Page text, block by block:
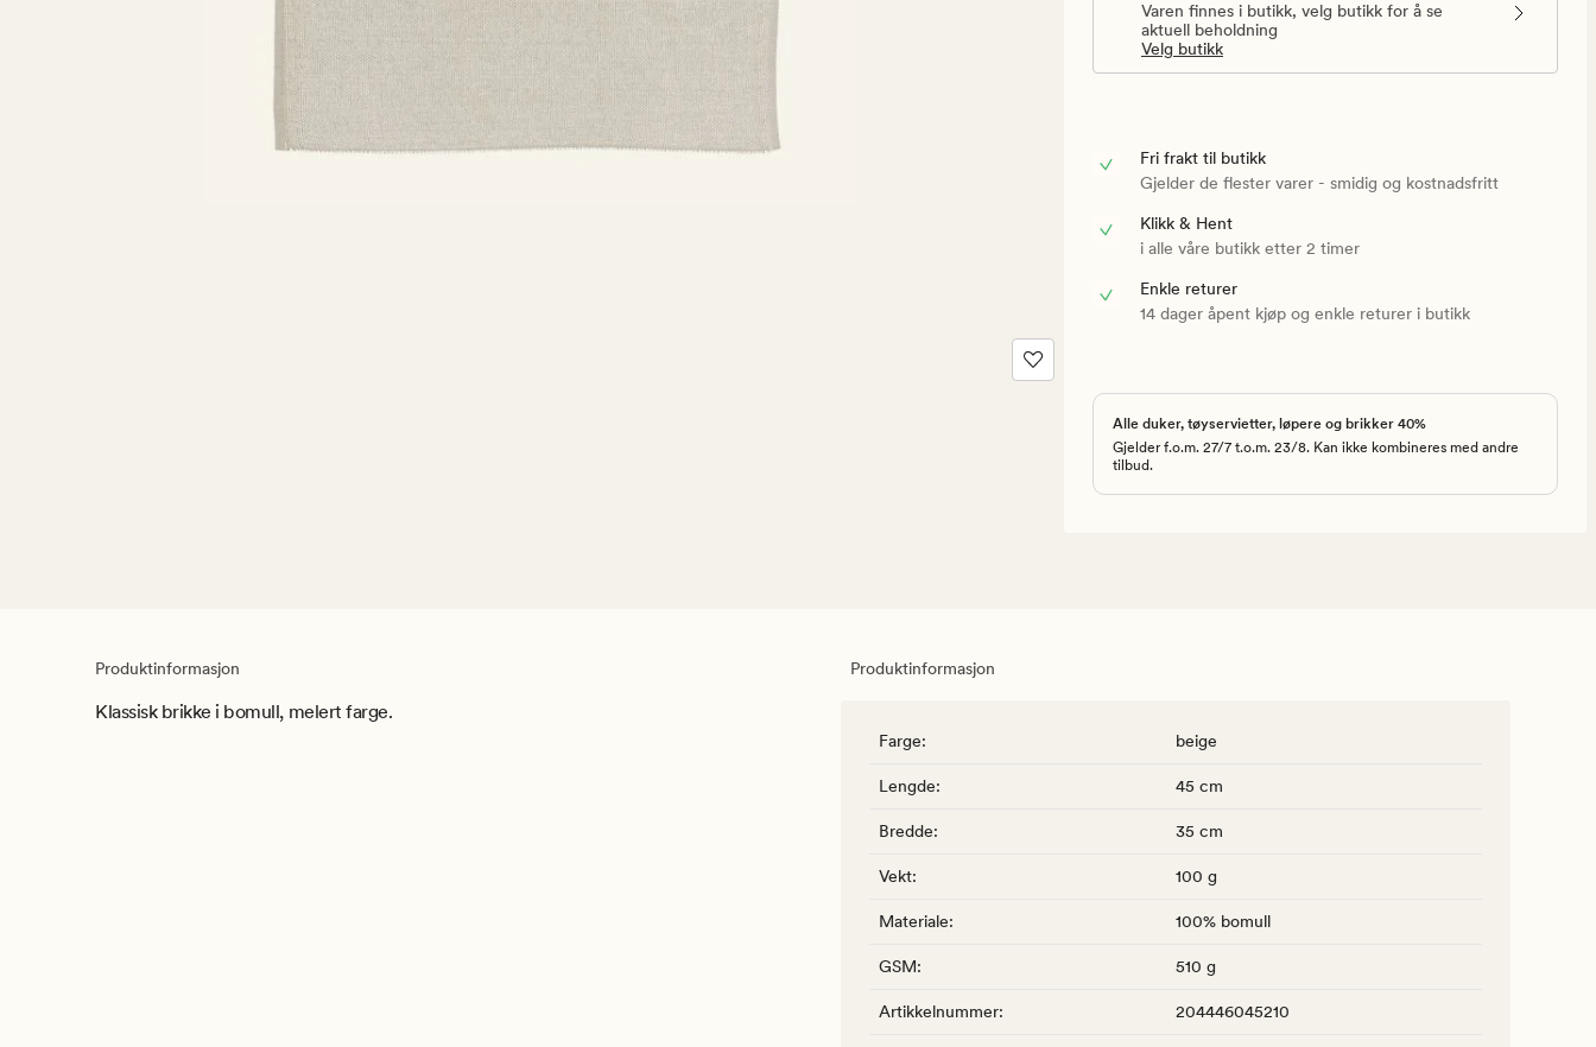
Varen finnes i butikk, velg butikk for å se
aktuell beholdning
Velg butikk
Fri frakt til butikk
Gjelder de flester varer - smidig og kostnadsfritt
Klikk & Hent
i alle våre butikk etter 2 timer
Enkle returer
14 dager åpent kjøp og enkle returer i butikk
Alle duker, tøyservietter, løpere og brikker 40%
Gjelder f.o.m. 27/7 t.o.m. 23/8. Kan ikke kombineres med andre
tilbud.
Produktinformasjon
Klassisk brikke i bomull, melert farge.
Produktinformasjon
Farge: beige
Lengde: 45 cm
Bredde: 35 cm
Vekt: 100 g
Materiale: 100% bomull
GSM: 510 g
Artikkelnummer: 204446045210